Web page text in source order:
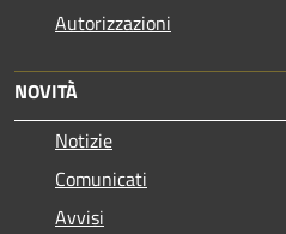
Autorizzazioni
NOVITÀ
Notizie
Comunicati
Avvisi